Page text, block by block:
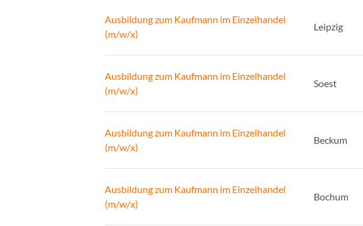
Ausbildung zum Kaufmann im Einzelhandel
(m/w/x)
Leipzig
Ausbildung zum Kaufmann im Einzelhandel
(m/w/x)
Soest
Ausbildung zum Kaufmann im Einzelhandel
(m/w/x)
Beckum
Ausbildung zum Kaufmann im Einzelhandel
(m/w/x)
Bochum